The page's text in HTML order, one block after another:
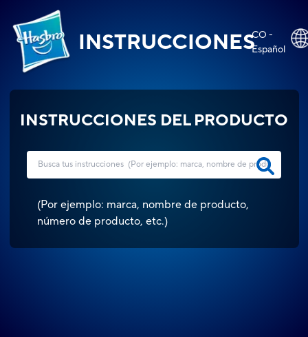
INSTRUCCIONESCO -
Español
INSTRUCCIONES DEL PRODUCTO
(Por ejemplo: marca, nombre de producto,
número de producto, etc.)